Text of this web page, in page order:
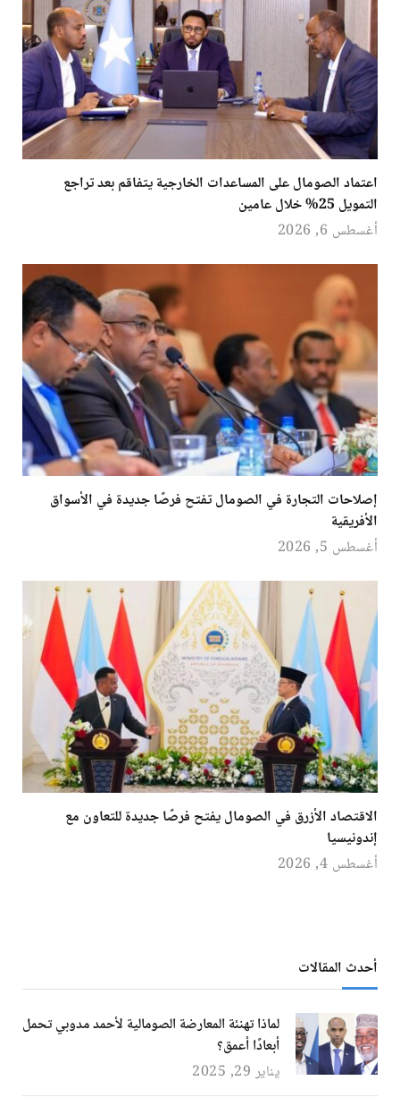
اعتماد الصومال على المساعدات الخارجية يتفاقم بعد تراجع
التمويل 25% خلال عامين
أغسطس 6, 2026
إصلاحات التجارة في الصومال تفتح فرصًا جديدة في الأسواق
الأفريقية
أغسطس 5, 2026
الاقتصاد الأزرق في الصومال يفتح فرصًا جديدة للتعاون مع
إندونيسيا
أغسطس 4, 2026
أحدث المقالات
لماذا تهنئة المعارضة الصومالية لأحمد مدوبي تحمل
أبعادًا أعمق؟
يناير 29, 2025